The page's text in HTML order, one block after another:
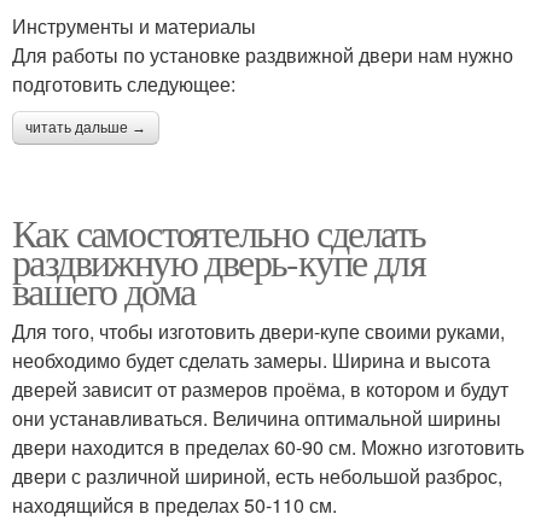
Инструменты и материалы
Для работы по установке раздвижной двери нам нужно
подготовить следующее:
читать дальше →
Как самостоятельно сделать
раздвижную дверь-купе для
вашего дома
Для того, чтобы изготовить двери-купе своими руками,
необходимо будет сделать замеры. Ширина и высота
дверей зависит от размеров проёма, в котором и будут
они устанавливаться. Величина оптимальной ширины
двери находится в пределах 60-90 см. Можно изготовить
двери с различной шириной, есть небольшой разброс,
находящийся в пределах 50-110 см.